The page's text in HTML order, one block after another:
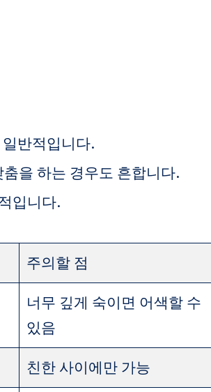
반적입니다.
을 하는 경우도 흔합니다.
입니다.
주의할 점
너무 깊게 숙이면 어색할 수
있음
친한 사이에만 가능